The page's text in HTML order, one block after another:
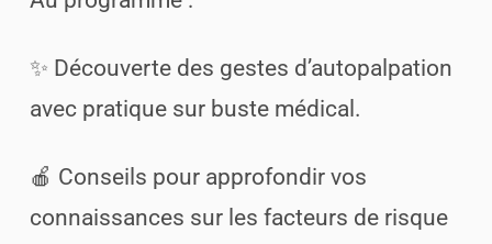
✨ Découverte des gestes d’autopalpation
avec pratique sur buste médical.
🍎 Conseils pour approfondir vos
connaissances sur les facteurs de risque